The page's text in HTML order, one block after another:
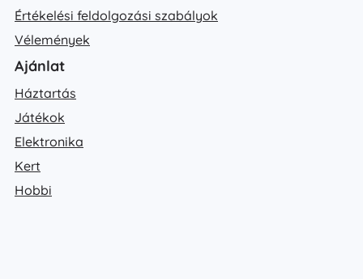
Értékelési feldolgozási szabályok
Vélemények
Ajánlat
Háztartás
Játékok
Elektronika
Kert
Hobbi